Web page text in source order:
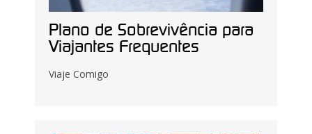
Plano de Sobrevivência para
Viajantes Frequentes
Viaje Comigo